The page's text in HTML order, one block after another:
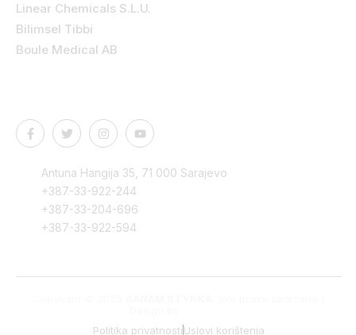
Linear Chemicals S.L.U.
Bilimsel Tibbi
Boule Medical AB
Antuna Hangija 35, 71 000 Sarajevo
+387-33-922-244
+387-33-204-696
+387-33-922-594
Politika privatnostiUslovi korištenja